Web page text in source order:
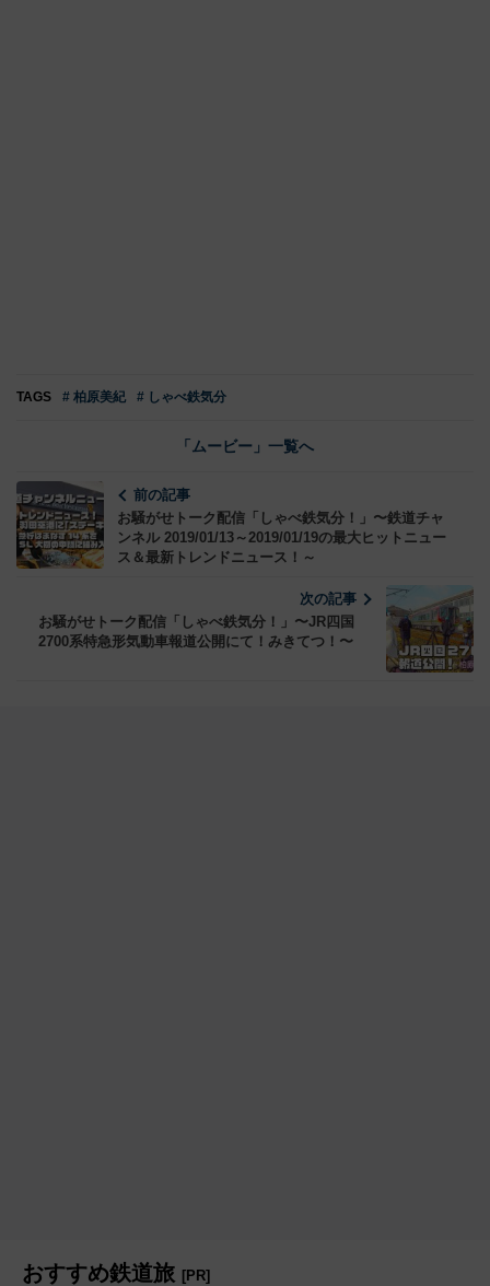
TAGS # 柏原美紀 # しゃべ鉄気分
「ムービー」一覧へ
前の記事
お騒がせトーク配信「しゃべ鉄気分！」〜鉄道チャ
ンネル 2019/01/13～2019/01/19の最大ヒットニュー
ス＆最新トレンドニュース！～
次の記事
お騒がせトーク配信「しゃべ鉄気分！」〜JR四国
2700系特急形気動車報道公開にて！みきてつ！〜
おすすめ鉄道旅 [PR]